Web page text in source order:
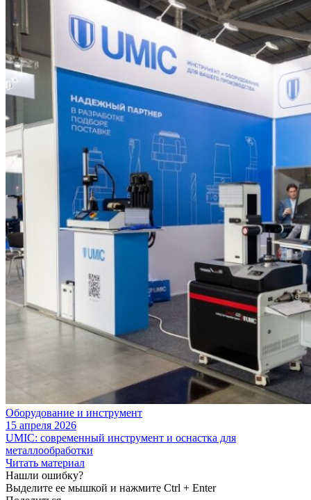
Оборудование и инструмент
15 апреля 2026
UMIC: современный инструмент и оснастка для
металлообработки
Читать материал
Нашли ошибку?
Выделите ее мышкой и нажмите Ctrl + Enter